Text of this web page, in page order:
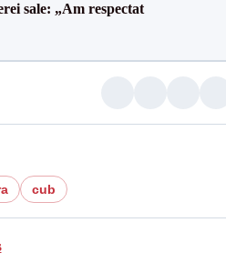
sale: „Am respectat
cub